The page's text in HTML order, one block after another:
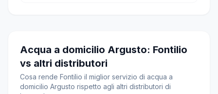
Acqua a domicilio Argusto: Fontilio
vs altri distributori
Cosa rende Fontilio il miglior servizio di acqua a
domicilio Argusto rispetto agli altri distributori di